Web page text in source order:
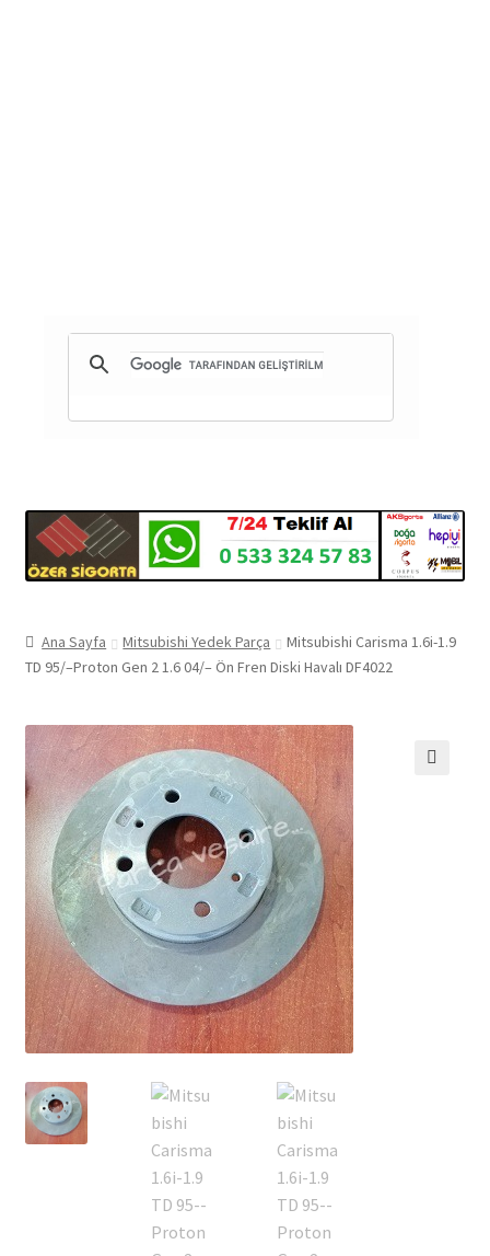
Ana Sayfa Mitsubishi Yedek Parça
Mitsubishi Carisma 1.6i-1.9
TD 95/–Proton Gen 2 1.6 04/– Ön Fren Diski Havalı DF4022